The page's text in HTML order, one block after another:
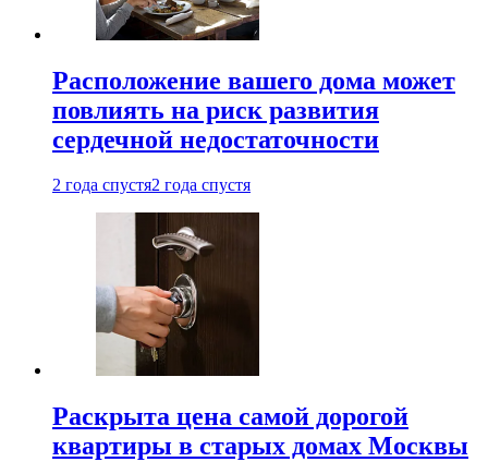
Расположение вашего дома может
повлиять на риск развития
сердечной недостаточности
2 года спустя2 года спустя
Раскрыта цена самой дорогой
квартиры в старых домах Москвы